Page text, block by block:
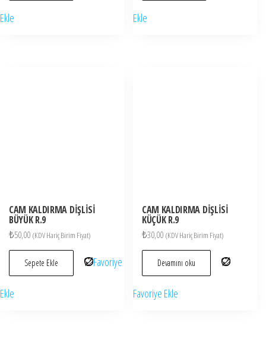
Ekle Ekle
CAM KALDIRMA DİŞLİSİ
BÜYÜK R.9
₺50,00 (KDV Hariç Birim Fiyat)
Sepete Ekle Favoriye
Ekle
CAM KALDIRMA DİŞLİSİ
KÜÇÜK R.9
₺30,00 (KDV Hariç Birim Fiyat)
Devamını oku
Favoriye Ekle